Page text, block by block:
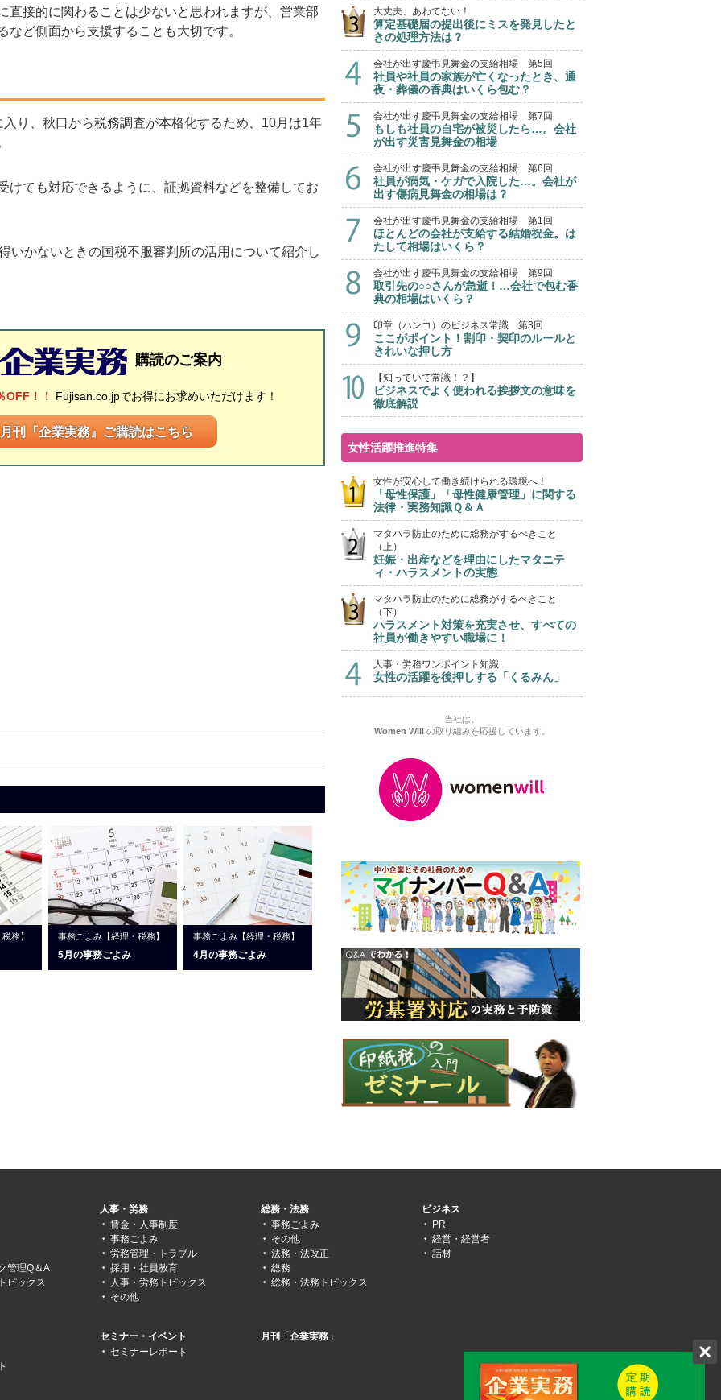
接的に関わることは少ないと思われますが、営業部
ど側面から支援することも大切です。
り、秋口から税務調査が本格化するため、10月は1年
ても対応できるように、証拠資料などを整備してお
かないときの国税不服審判所の活用について紹介し
購読のご案内
OFF！！ Fujisan.co.jpでお得にお求めいただけます！
月刊『企業実務』ご購読はこちら
務】 事務ごよみ【経理・税務】
5月の事務ごよみ
事務ごよみ【経理・税務】
4月の事務ごよみ
大丈夫、あわてない！
算定基礎届の提出後にミスを発見したと
きの処理方法は？
会社が出す慶弔見舞金の支給相場 第5回
社員や社員の家族が亡くなったとき、通
夜・葬儀の香典はいくら包む？
会社が出す慶弔見舞金の支給相場 第7回
もしも社員の自宅が被災したら…。会社
が出す災害見舞金の相場
会社が出す慶弔見舞金の支給相場 第6回
社員が病気・ケガで入院した…。会社が
出す傷病見舞金の相場は？
会社が出す慶弔見舞金の支給相場 第1回
ほとんどの会社が支給する結婚祝金。は
たして相場はいくら？
会社が出す慶弔見舞金の支給相場 第9回
取引先の○○さんが急逝！…会社で包む香
典の相場はいくら？
印章（ハンコ）のビジネス常識 第3回
ここがポイント！割印・契印のルールと
きれいな押し方
【知っていて常識！？】
ビジネスでよく使われる挨拶文の意味を
徹底解説
女性活躍推進特集
女性が安心して働き続けられる環境へ！
「母性保護」「母性健康管理」に関する
法律・実務知識Ｑ＆Ａ
マタハラ防止のために総務がするべきこと
（上）
妊娠・出産などを理由にしたマタニテ
ィ・ハラスメントの実態
マタハラ防止のために総務がするべきこと
（下）
ハラスメント対策を充実させ、すべての
社員が働きやすい職場に！
人事・労務ワンポイント知識
女性の活躍を後押しする「くるみん」
当社は、
Women Willの取り組みを応援しています。
管理Q＆A
ピックス
人事・労務
賃金・人事制度
事務ごよみ
労務管理・トラブル
採用・社員教育
人事・労務トピックス
その他
総務・法務
事務ごよみ
その他
法務・法改正
総務
総務・法務トピックス
ビジネス
PR
経営・経営者
話材
セミナー・イベント
セミナーレポート
月刊「企業実務」